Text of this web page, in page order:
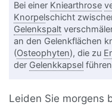
Bei einer Kniearthrose
Knorpelschicht
Gelenkspalt
an den Gelenkflächen
(Osteophyten), die zu
der Gelenkkapsel
Leiden Sie morgens